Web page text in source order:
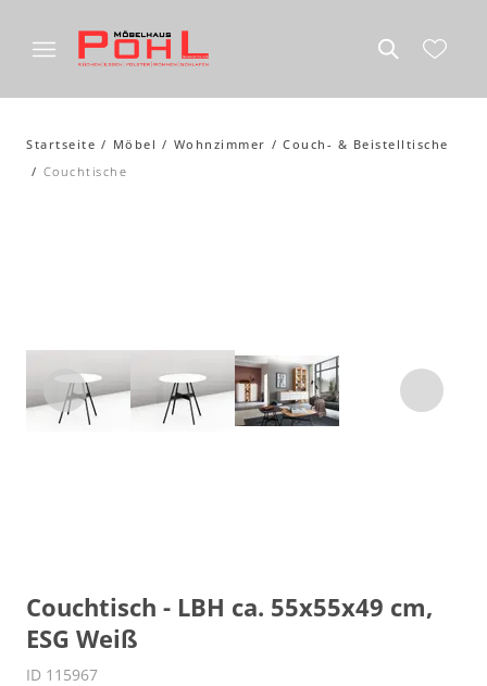
Startseite Möbel Wohnzimmer
Couch- & Beistelltische
Couchtische
Couchtisch - LBH ca. 55x55x49 cm,
ESG Weiß
ID 115967